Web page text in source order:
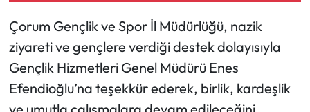
Çorum Gençlik ve Spor İl Müdürlüğü, nazik
ziyareti ve gençlere verdiği destek dolayısıyla
Gençlik Hizmetleri Genel Müdürü Enes
Efendioğlu’na teşekkür ederek, birlik, kardeşlik
Turizm
Uğurludağ Haberleri
Yaşam